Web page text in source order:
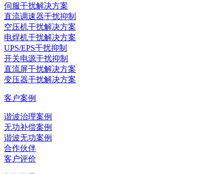
伺服干扰解决方案
直流调速器干扰抑制
空压机干扰解决方案
电焊机干扰解决方案
UPS/EPS干扰抑制
开关电源干扰抑制
直流屏干扰解决方案
变压器干扰解决方案
客户案例
谐波治理案例
无功补偿案例
谐波无功案例
合作伙伴
客户评价